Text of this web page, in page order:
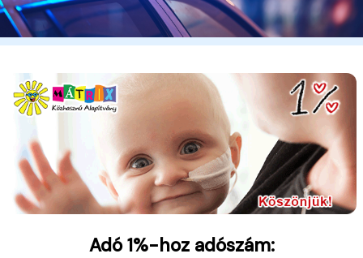
Adó 1%-hoz adószám: